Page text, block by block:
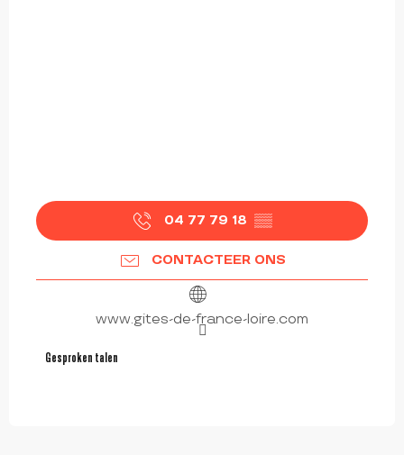
04 77 79 18 ▒▒
CONTACTEER ONS
www.gites-de-france-loire.com
Gesproken talen
Gesproken talen